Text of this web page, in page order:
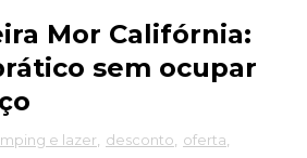
Mor Califórnia:
sem ocupar
e lazer desconto oferta